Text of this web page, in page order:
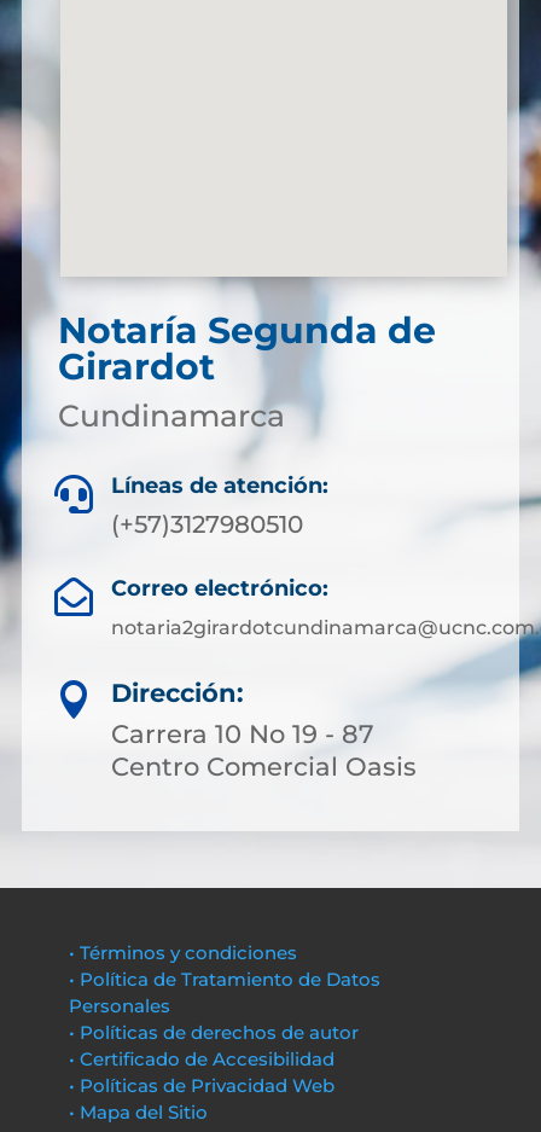
Notaría Segunda de
Girardot
Cundinamarca
 Líneas de atención:
(+57)3127980510
 Correo electrónico:

Dirección:
Carrera 10 No 19 - 87
Centro Comercial Oasis
• Términos y condiciones
• Política de Tratamiento de Datos
Personales
• Políticas de derechos de autor
• Certificado de Accesibilidad
• Políticas de Privacidad Web
• Mapa del Sitio